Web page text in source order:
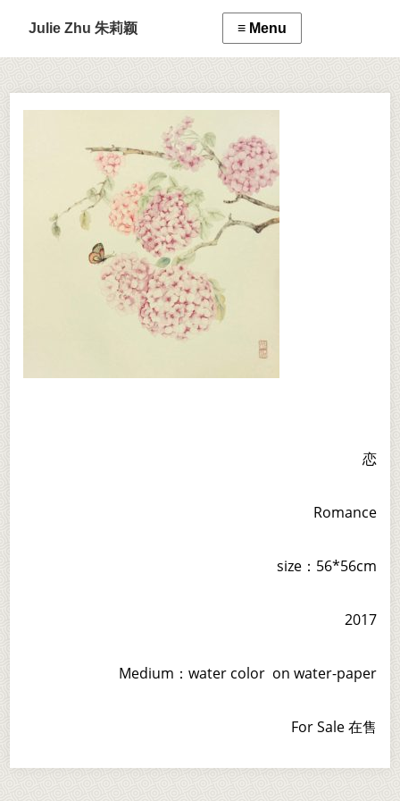
Julie Zhu 朱莉颖
恋
Romance
size：56*56cm
2017
Medium：water color on water-paper
For Sale 在售